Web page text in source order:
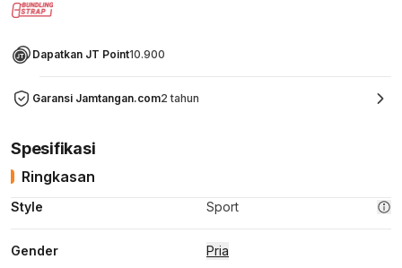
Dapatkan JT Point10.900
Garansi Jamtangan.com2 tahun
Spesifikasi
Ringkasan
Style Sport
Gender Pria